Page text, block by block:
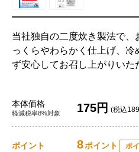
当社独自の二度炊き製法で
っくらやわらかく仕上げ、
ず安心してお召し上がりいた
本体価格
軽減税率8%対象 175円 (税込
ポイント 8ポイント ポ